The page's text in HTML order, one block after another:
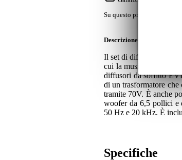
Su questo prodotto avrete
Descrizione
Il set di diffusori da
cui la musica di
diffusori da soffitto
di un trasformatore
tramite 70V. È anche
woofer da 6,5 pollici e
50 Hz e 20 kHz. È
Specifiche